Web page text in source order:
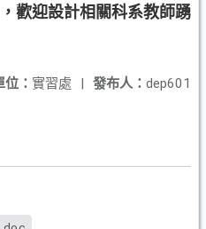
歡迎設計相關科系教師踴
發布人： dep601
： 實習處 |